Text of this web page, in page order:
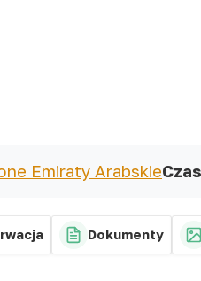
Emiraty Arabskie
Dokumenty